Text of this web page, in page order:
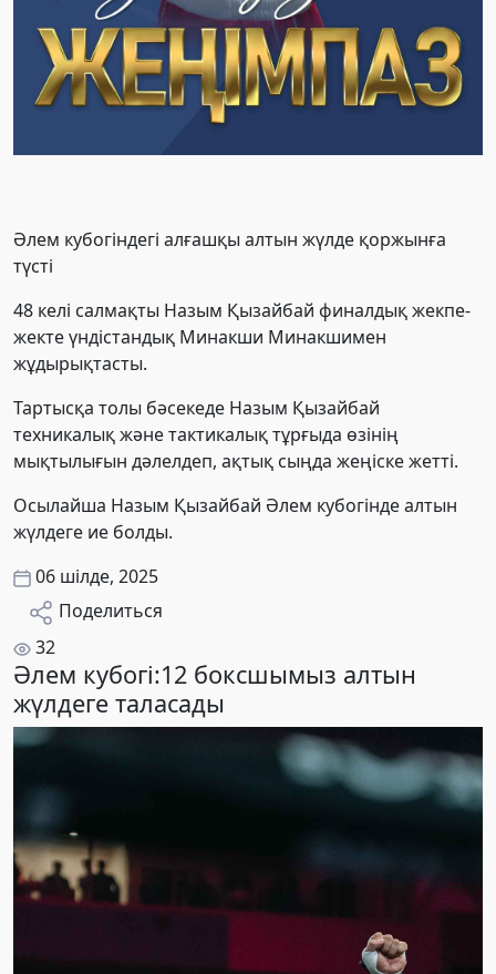
Әлем кубогіндегі алғашқы алтын жүлде қоржынға
түсті
48 келі салмақты Назым Қызайбай финалдық жекпе-
жекте үндістандық Минакши Минакшимен
жұдырықтасты.
Тартысқа толы бәсекеде Назым Қызайбай
техникалық және тактикалық тұрғыда өзінің
мықтылығын дәлелдеп, ақтық сыңда жеңіске жетті.
Осылайша Назым Қызайбай Әлем кубогінде алтын
жүлдеге ие болды.
06 шілде, 2025
Поделиться
32
Әлем кубогі:12 боксшымыз алтын
жүлдеге таласады